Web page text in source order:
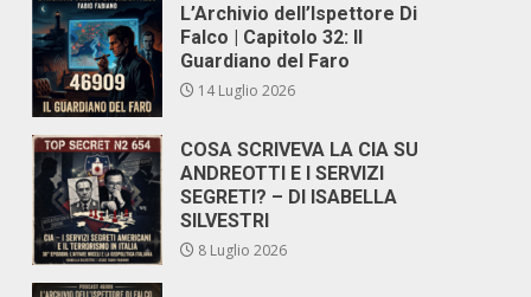
L’Archivio dell’Ispettore Di
Falco | Capitolo 32: Il
Guardiano del Faro
14 Luglio 2026
COSA SCRIVEVA LA CIA SU
ANDREOTTI E I SERVIZI
SEGRETI? – DI ISABELLA
SILVESTRI
8 Luglio 2026